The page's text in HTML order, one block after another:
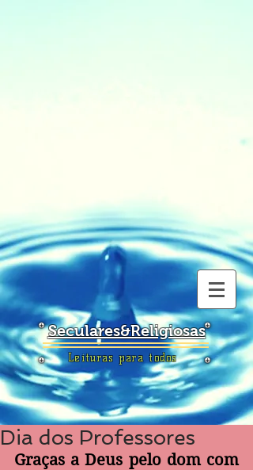
Seculares&Religiosas
Leituras para todos
Dia dos Professores
Graças a Deus pelo dom com